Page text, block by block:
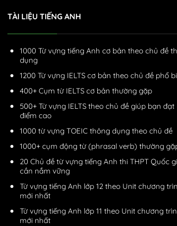
TÀI LIỆU TIẾNG ANH
1000 Từ vựng tiếng Anh cơ bản theo chủ đề
dụng
1200 Từ vựng IELTS cơ bản theo chủ đề phổ
400+ Cụm từ IELTS cơ bản thường gặp
500+ Từ vựng IELTS theo chủ đề giúp bạn đạt
điểm cao
1000 từ vựng TOEIC thông dụng theo chủ đề
1000+ cụm động từ (phrasal verb) thường
20 Chủ đề từ vựng tiếng Anh thi THPT Quốc
cần nắm vững
Từ vựng tiếng Anh lớp 12 theo Unit chương
mới nhất
Từ vựng tiếng Anh lớp 11 theo Unit chương
mới nhất